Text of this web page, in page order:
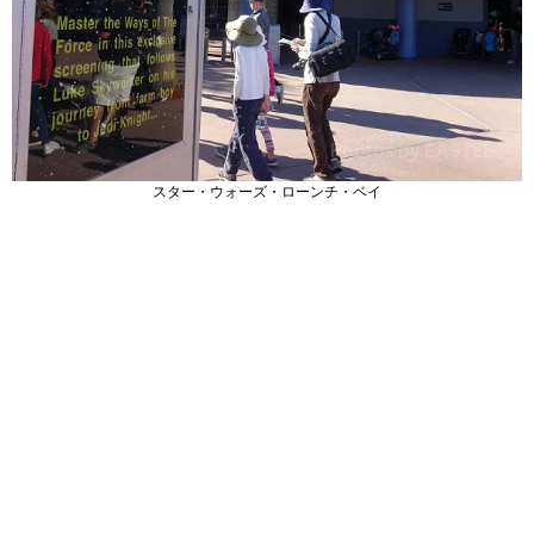
スター・ウォーズ・ローンチ・ベイ